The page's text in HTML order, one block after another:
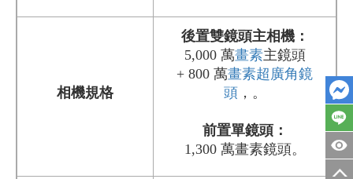
相機規格
後置雙鏡頭主相機：
5,000 萬畫素主鏡頭
+ 800 萬畫素超廣角鏡
頭，。
前置單鏡頭：
1,300 萬畫素鏡頭。